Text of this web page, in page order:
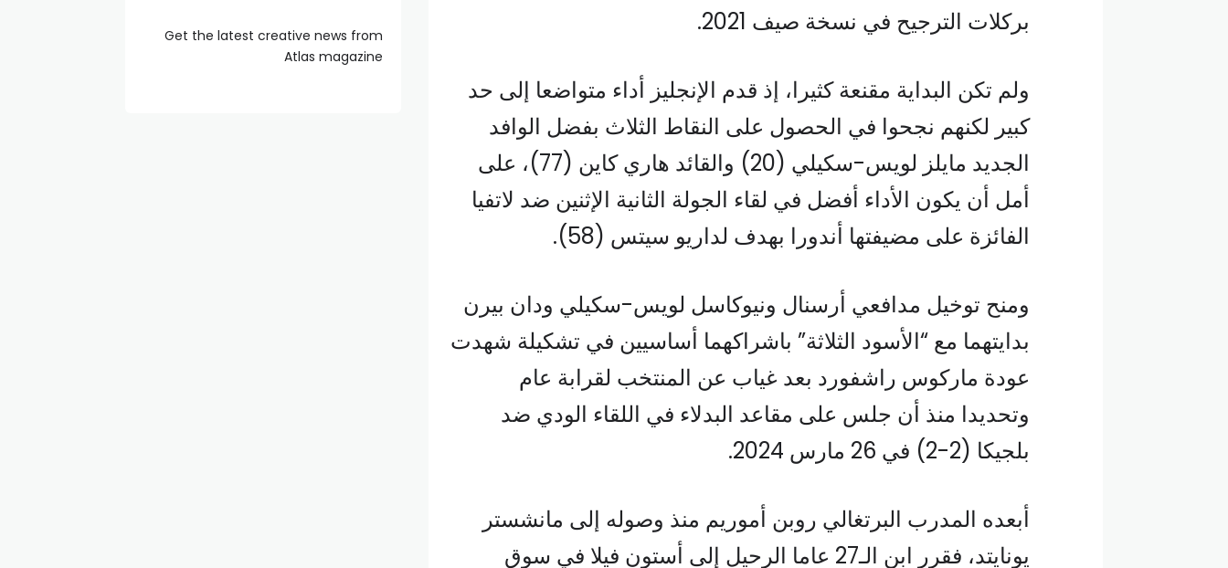
بركلات الترجيح في نسخة صيف 2021.
ولم تكن البداية مقنعة كثيرا، إذ قدم الإنجليز أداء متواضعا إلى حد
كبير لكنهم نجحوا في الحصول على النقاط الثلاث بفضل الوافد
الجديد مايلز لويس-سكيلي (20) والقائد هاري كاين (77)، على
أمل أن يكون الأداء أفضل في لقاء الجولة الثانية الإثنين ضد لاتفيا
الفائزة على مضيفتها أندورا بهدف لداريو سيتس (58).
ومنح توخيل مدافعي أرسنال ونيوكاسل لويس-سكيلي ودان بيرن
بدايتهما مع “الأسود الثلاثة” باشراكهما أساسيين في تشكيلة شهدت
عودة ماركوس راشفورد بعد غياب عن المنتخب لقرابة عام
وتحديدا منذ أن جلس على مقاعد البدلاء في اللقاء الودي ضد
بلجيكا (2-2) في 26 مارس 2024.
أبعده المدرب البرتغالي روبن أموريم منذ وصوله إلى مانشستر
يونايتد، فقرر ابن الـ27 عاما الرحيل إلى أستون فيلا في سوق
Get the latest creative news from
Atlas magazine